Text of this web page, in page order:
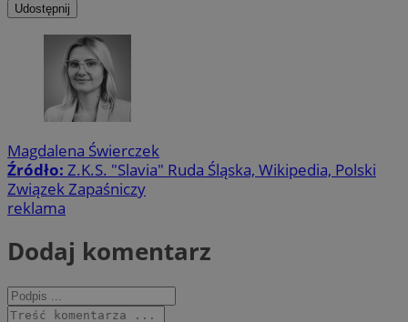
Udostępnij
Magdalena Świerczek
Źródło: Z.K.S. "Slavia" Ruda Śląska, Wikipedia, Polski
Związek Zapaśniczy
reklama
Dodaj komentarz